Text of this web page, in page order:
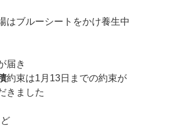
はブルーシートをかけ養生中
届き
約束は1月13日までの約束が
きました